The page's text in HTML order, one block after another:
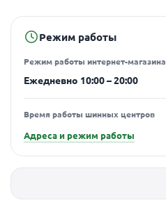
Режим работы
Режим работы интернет-магазина
Ежедневно 10:00 – 20:00
Время работы шинных центров
Адреса и режим работы